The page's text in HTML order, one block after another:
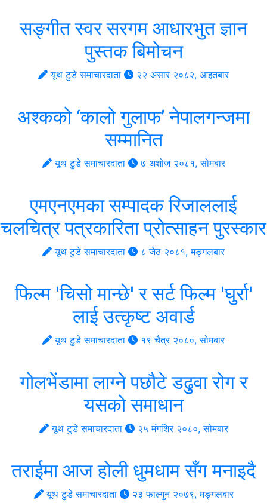
सङ्गीत स्वर सरगम आधारभुत ज्ञान
पुस्तक बिमोचन
यूथ टुडे समाचारदाता २२ असार २०८२, आइतबार
अश्कको ‘कालो गुलाफ’ नेपालगन्जमा
सम्मानित
यूथ टुडे समाचारदाता ७ अशोज २०८१, सोमबार
एमएनएमका सम्पादक रिजाललाई
चलचित्र पत्रकारिता प्रोत्साहन पुरस्कार
यूथ टुडे समाचारदाता ८ जेठ २०८१, मङ्गलबार
फिल्म 'चिसो मान्छे' र सर्ट फिल्म 'घुर्रा'
लाई उत्कृष्ट अवार्ड
यूथ टुडे समाचारदाता १९ चैत्र २०८०, सोमबार
गोलभेंडामा लाग्ने पछौटे डढुवा रोग र
यसको समाधान
यूथ टुडे समाचारदाता २५ मंगशिर २०८०, सोमबार
तराईमा आज होली धुमधाम सँग मनाइदै
यूथ टुडे समाचारदाता २३ फाल्गुन २०७९, मङ्गलबार